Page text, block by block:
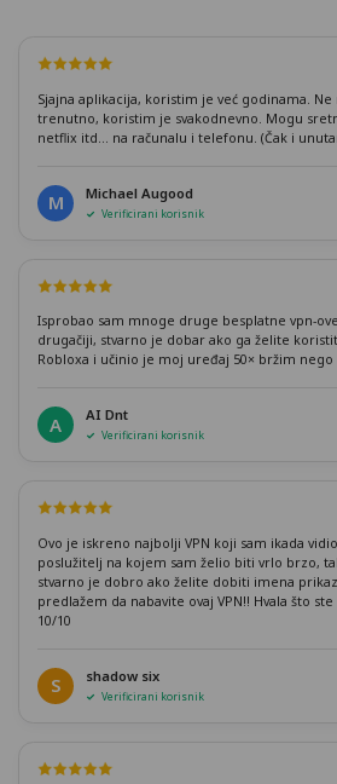
Sjajna aplikacija, koristim je već godinama.
trenutno, koristim je svakodnevno. Mogu
netflix itd... na računalu i telefonu. (Čak i
M Michael Augood
Verificirani korisnik
Isprobao sam mnoge druge besplatne vpn-
drugačiji, stvarno je dobar ako ga želite
Robloxa i učinio je moj uređaj 50× bržim nego
A AI Dnt
Verificirani korisnik
Ovo je iskreno najbolji VPN koji sam ikada
poslužitelj na kojem sam želio biti vrlo brzo,
stvarno je dobro ako želite dobiti imena
predlažem da nabavite ovaj VPN!! Hvala što
10/10
S shadow six
Verificirani korisnik